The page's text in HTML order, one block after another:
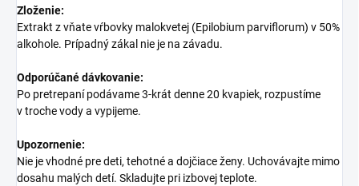
Zloženie:
Extrakt z vňate vŕbovky malokvetej (Epilobium parviflorum) v 50%
alkohole. Prípadný zákal nie je na závadu.
Odporúčané dávkovanie:
Po pretrepaní podávame 3-krát denne 20 kvapiek, rozpustíme
v troche vody a vypijeme.
Upozornenie:
Nie je vhodné pre deti, tehotné a dojčiace ženy. Uchovávajte mimo
dosahu malých detí. Skladujte pri izbovej teplote.